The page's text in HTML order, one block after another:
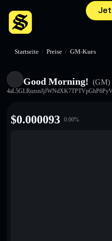
Startseite / Preise / GM-Kurs
Good Morning! (GM)
$0.000093 0.00%